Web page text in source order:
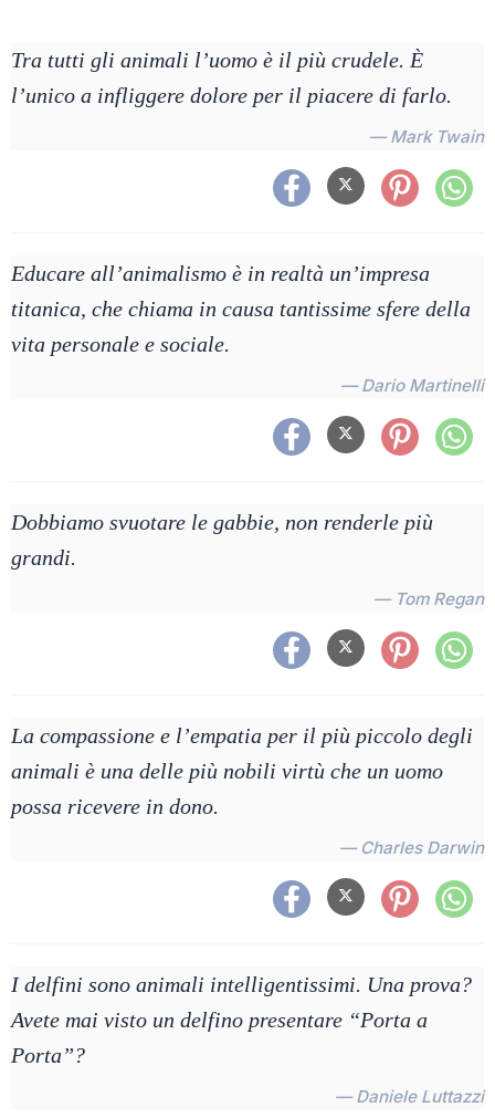
Tra tutti gli animali l’uomo è il più crudele. È
l’unico a infliggere dolore per il piacere di farlo.
— Mark Twain
Educare all’animalismo è in realtà un’impresa
titanica, che chiama in causa tantissime sfere della
vita personale e sociale.
— Dario Martinelli
Dobbiamo svuotare le gabbie, non renderle più
grandi.
— Tom Regan
La compassione e l’empatia per il più piccolo degli
animali è una delle più nobili virtù che un uomo
possa ricevere in dono.
— Charles Darwin
I delfini sono animali intelligentissimi. Una prova?
Avete mai visto un delfino presentare “Porta a
Porta”?
— Daniele Luttazzi